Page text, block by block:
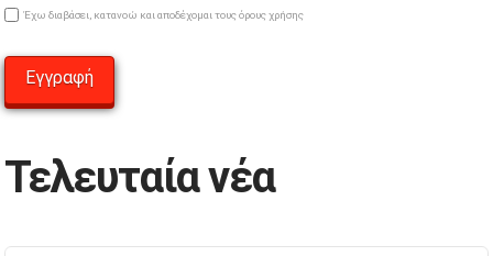
Έχω διαβάσει, κατανοώ και αποδέχομαι τους όρους χρήσης
Τελευταία νέα